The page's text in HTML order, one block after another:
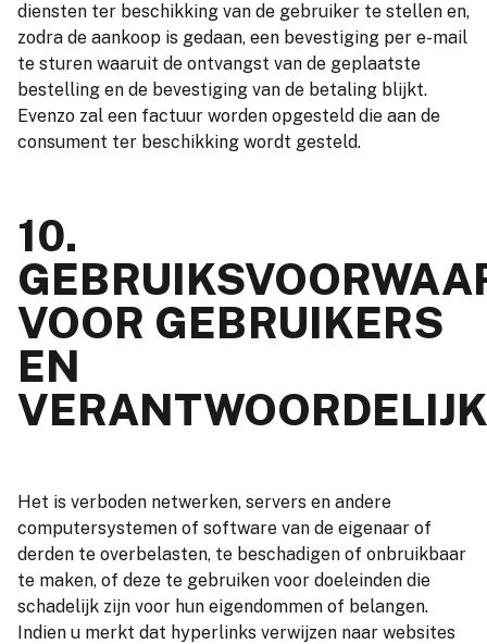
diensten ter beschikking van de gebruiker te stellen en,
zodra de aankoop is gedaan, een bevestiging per e-mail
te sturen waaruit de ontvangst van de geplaatste
bestelling en de bevestiging van de betaling blijkt.
Evenzo zal een factuur worden opgesteld die aan de
consument ter beschikking wordt gesteld.
10.
VOOR GEBRUIKERS
EN
Het is verboden netwerken, servers en andere
computersystemen of software van de eigenaar of
derden te overbelasten, te beschadigen of onbruikbaar
te maken, of deze te gebruiken voor doeleinden die
schadelijk zijn voor hun eigendommen of belangen.
Indien u merkt dat hyperlinks verwijzen naar websites